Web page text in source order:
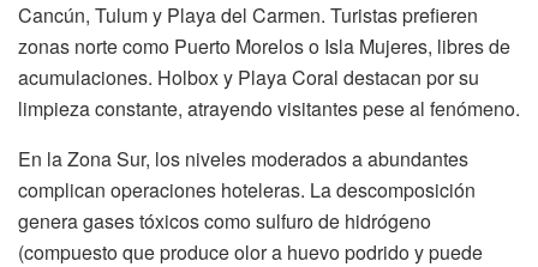
Cancún, Tulum y Playa del Carmen. Turistas prefieren
zonas norte como Puerto Morelos o Isla Mujeres, libres de
acumulaciones. Holbox y Playa Coral destacan por su
limpieza constante, atrayendo visitantes pese al fenómeno.
En la Zona Sur, los niveles moderados a abundantes
complican operaciones hoteleras. La descomposición
genera gases tóxicos como sulfuro de hidrógeno
(compuesto que produce olor a huevo podrido y puede